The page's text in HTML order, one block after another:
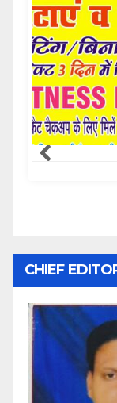
Samachar
CHIEF